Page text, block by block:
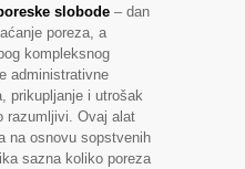
slobode – dan
poreza, a
kompleksnog
administrativne
prikupljanje i utrošak
razumljivi. Ovaj alat
na osnovu sopstvenih
sazna koliko poreza